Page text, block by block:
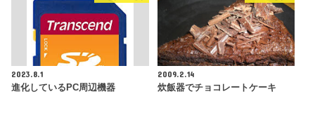
2023.8.1
進化しているPC周辺機器
2009.2.14
炊飯器でチョコレートケーキ